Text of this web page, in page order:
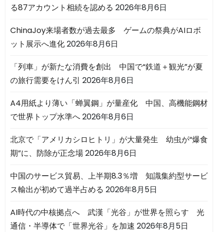
る87アカウント相続を認める 2026年8月6日
ChinaJoy来場者数が過去最多 ゲームの祭典がAIロボ
ット展示へ進化2026年8月6日
「列車」が新たな消費を創出 中国で“鉄道＋観光”が夏
の旅行需要をけん引 2026年8月6日
A4用紙より薄い「蝉翼鋼」が量産化 中国、高機能鋼材
で世界トップ水準へ2026年8月6日
北京で「アメリカシロヒトリ」が大量発生 幼虫が“爆食
期”に、防除が正念場2026年8月6日
中国のサービス貿易、上半期8.3％増 知識集約型サービ
ス輸出が初めて過半占める 2026年8月5日
AI時代の中核拠点へ 武漢「光谷」が世界を照らす 光
通信・半導体で「世界光谷」を加速 2026年8月5日